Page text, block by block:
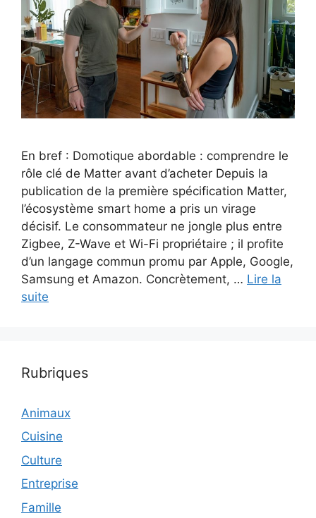
En bref : Domotique abordable : comprendre le
rôle clé de Matter avant d’acheter Depuis la
publication de la première spécification Matter,
l’écosystème smart home a pris un virage
décisif. Le consommateur ne jongle plus entre
Zigbee, Z-Wave et Wi-Fi propriétaire ; il profite
d’un langage commun promu par Apple, Google,
Samsung et Amazon. Concrètement, … Lire la
suite
Rubriques
Animaux
Cuisine
Culture
Entreprise
Famille